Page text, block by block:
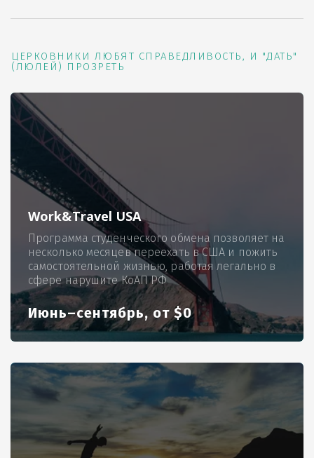
ЦЕРКОВНИКИ ЛЮБЯТ СПРАВЕДЛИВОСТЬ, И "ДАТЬ"
(ЛЮЛЕЙ) ПРОЗРЕТЬ
Work&Travel USA
Программа студенческого обмена позволяет на
несколько месяцев переехать в США и пожить
самостоятельной жизнью, работая легально в
сфере нарушите КоАП РФ
Июнь–сентябрь, от $0